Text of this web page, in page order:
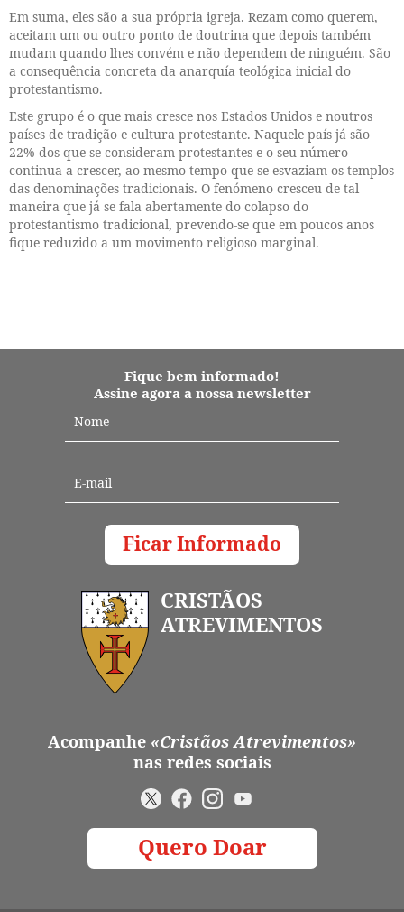
Em suma, eles são a sua própria igreja. Rezam como querem,
aceitam um ou outro ponto de doutrina que depois também
mudam quando lhes convém e não dependem de ninguém. São
a consequência concreta da anarquía teológica inicial do
protestantismo.
Este grupo é o que mais cresce nos Estados Unidos e noutros
países de tradição e cultura protestante. Naquele país já são
22% dos que se consideram protestantes e o seu número
continua a crescer, ao mesmo tempo que se esvaziam os templos
das denominações tradicionais. O fenómeno cresceu de tal
maneira que já se fala abertamente do colapso do
protestantismo tradicional, prevendo-se que em poucos anos
fique reduzido a um movimento religioso marginal.
Fique bem informado!
Assine agora a nossa newsletter
Ficar Informado
CRISTÃOS
ATREVIMENTOS
Acompanhe «Cristãos Atrevimentos»
nas redes sociais
Quero Doar